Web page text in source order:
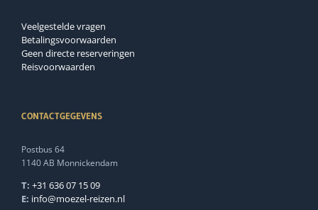
Veelgestelde vragen
Betalingsvoorwaarden
Geen directe reserveringen
Reisvoorwaarden
CONTACTGEGEVENS
Postbus 64
1140 AB Monnickendam
T: +31 636 07 15 09
E: info@moezel-reizen.nl